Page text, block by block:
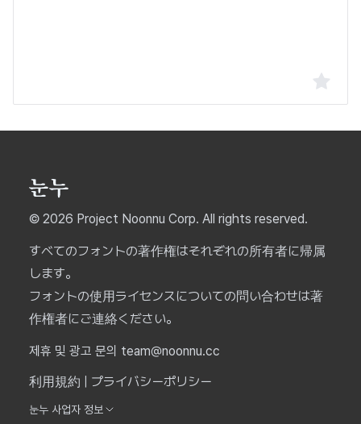
© 2026 Project Noonnu Corp. All rights reserved.
すべてのフォントの著作権はそれぞれの所有者に帰属
します。
フォントの使用ライセンスについての問い合わせは著
作権者にご連絡ください。
제휴 및 광고 문의 team@noonnu.cc
利用規約
プライバシーポリシー
눈누 사업자 정보